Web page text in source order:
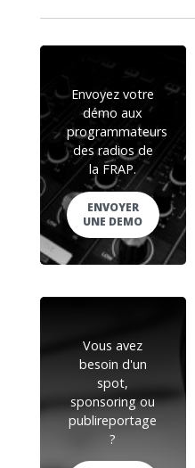
Envoyez votre
démo aux
programmateurs
des radios de
la FRAP.
ENVOYER
UNE DEMO
Vous avez
besoin d'un
spot,
sponsoring ou
publireportage
?